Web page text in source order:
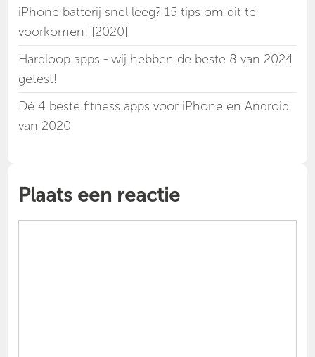
iPhone batterij snel leeg? 15 tips om dit te
voorkomen! [2020]
Hardloop apps - wij hebben de beste 8 van 2024
getest!
Dé 4 beste fitness apps voor iPhone en Android
van 2020
Plaats een reactie